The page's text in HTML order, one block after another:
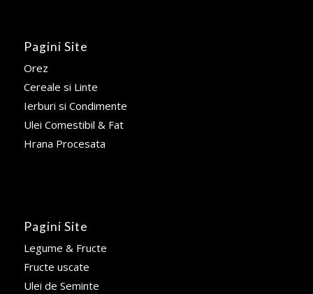
Pagini Site
Orez
Cereale si Linte
Ierburi si Condimente
Ulei Comestibil & Fat
Hrana Procesata
Pagini Site
Legume & Fructe
Fructe uscate
Ulei de Seminte